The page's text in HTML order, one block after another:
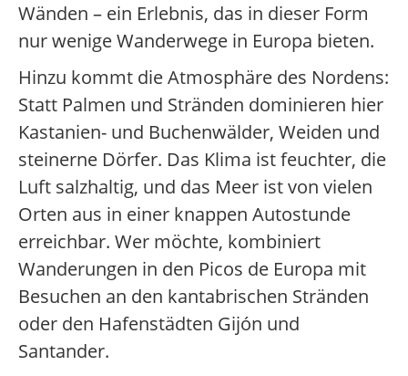
Wänden – ein Erlebnis, das in dieser Form
nur wenige Wanderwege in Europa bieten.
Hinzu kommt die Atmosphäre des Nordens:
Statt Palmen und Stränden dominieren hier
Kastanien- und Buchenwälder, Weiden und
steinerne Dörfer. Das Klima ist feuchter, die
Luft salzhaltig, und das Meer ist von vielen
Orten aus in einer knappen Autostunde
erreichbar. Wer möchte, kombiniert
Wanderungen in den Picos de Europa mit
Besuchen an den kantabrischen Stränden
oder den Hafenstädten Gijón und
Santander.